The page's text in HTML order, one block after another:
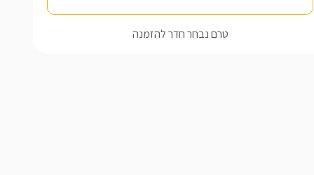
טרם נבחר חדר להזמנה